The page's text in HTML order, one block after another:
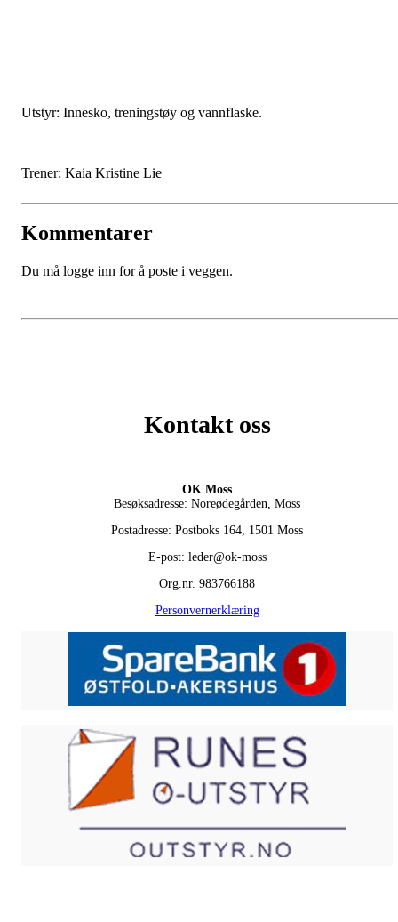
Utstyr: Innesko, treningstøy og vannflaske.
Trener: Kaia Kristine Lie
Kommentarer
Du må logge inn for å poste i veggen.
Kontakt oss
OK Moss
Besøksadresse: Noreødegården, Moss
Postadresse: Postboks 164, 1501 Moss
E-post: leder@ok-moss
Org.nr. 983766188
Personvernerklæring